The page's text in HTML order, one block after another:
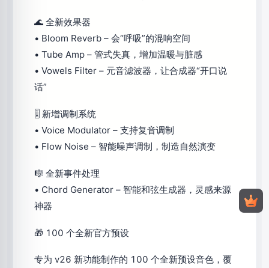
🌊 全新效果器
• Bloom Reverb – 会“呼吸”的混响空间
• Tube Amp – 管式失真，增加温暖与脏感
• Vowels Filter – 元音滤波器，让合成器“开口说
话”
🎚 新增调制系统
• Voice Modulator – 支持复音调制
• Flow Noise – 智能噪声调制，制造自然演变
🎼 全新事件处理
• Chord Generator – 智能和弦生成器，灵感来源
神器
🎁 100 个全新官方预设
专为 v26 新功能制作的 100 个全新预设音色，覆